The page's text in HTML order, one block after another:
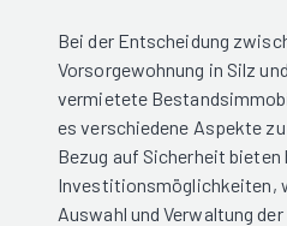
Bei der Entscheidung
Vorsorgewohnung in Silz
vermietete
es verschiedene Aspekte
Bezug auf Sicherheit
Investitionsmöglichkeiten,
Auswahl und Verwaltung